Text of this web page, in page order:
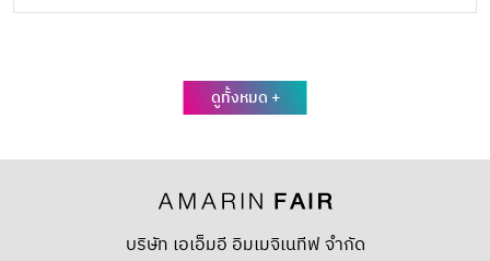
ดูทั้งหมด +
บริษัท เอเอ็มอี อิมเมจิเนทีฟ จำกัด